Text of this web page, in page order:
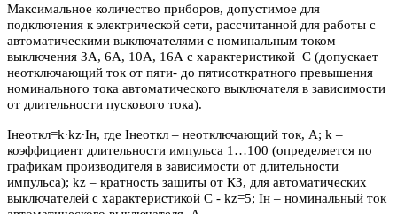
Максимальное количество приборов, допустимое для
подключения к электрической сети, рассчитанной для работы с
автоматическими выключателями с номинальным током
выключения 3А, 6А, 10А, 16А с характеристикой С (допускает
неотключающий ток от пяти- до пятисоткратного превышения
номинального тока автоматического выключателя в зависимости
от длительности пускового тока).
Iнеоткл=k∙kz∙Iн, где Iнеоткл – неотключающий ток, А; k –
коэффициент длительности импульса 1…100 (определяется по
графикам производителя в зависимости от длительности
импульса); kz – кратность защиты от КЗ, для автоматических
выключателей с характеристикой C - kz=5; Iн – номинальный ток